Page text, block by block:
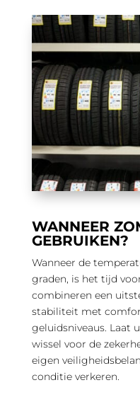
WANNEER
GEBRUIKEN?
Wanneer de
graden, is het tijd
combineren een
stabiliteit met
geluidsniveaus. Laat
wissel voor de
eigen
conditie verkeren.